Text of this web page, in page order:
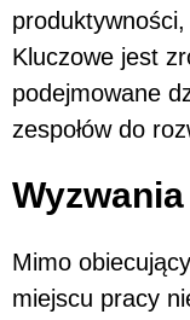
Kluczowe jest
podejmowane
zespołów do
Mimo
miejscu pracy